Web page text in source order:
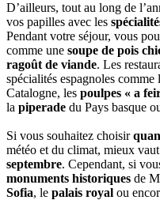
D’ailleurs, tout au long de
vos papilles avec les
Pendant votre séjour, vous
comme une soupe de pois
ragoût de viande. Les
spécialités espagnoles comme
Catalogne, les poulpes « a
la piperade du Pays basque
Si vous souhaitez choisir
météo et du climat, mieux
septembre. Cependant, si
monuments historiques de
Sofia, le palais royal ou